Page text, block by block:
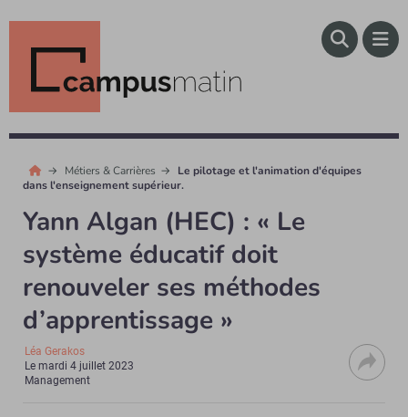
Métiers & Carrières
Le pilotage et l'animation d'équipes
dans l'enseignement supérieur.
Yann Algan (HEC) : « Le
système éducatif doit
renouveler ses méthodes
d’apprentissage »
Léa Gerakos
Lemardi 4 juillet 2023
Management